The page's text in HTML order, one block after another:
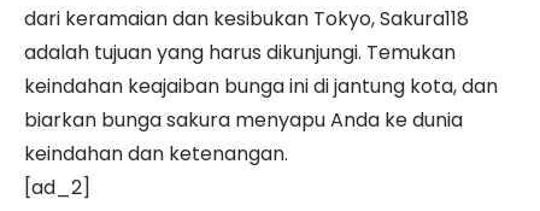
dari keramaian dan kesibukan Tokyo, Sakura118
adalah tujuan yang harus dikunjungi. Temukan
keindahan keajaiban bunga ini di jantung kota, dan
biarkan bunga sakura menyapu Anda ke dunia
keindahan dan ketenangan.
[ad_2]